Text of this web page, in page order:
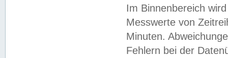
Im Binnenbereich
Messwerte von
Minuten.
Fehlern bei der